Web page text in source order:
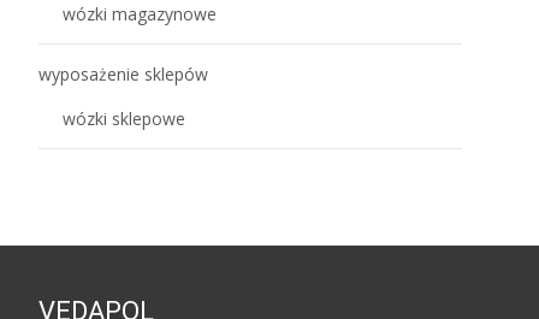
wózki magazynowe
wyposażenie sklepów
wózki sklepowe
VEDAPOL